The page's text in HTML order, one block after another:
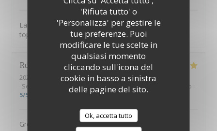
'Rifiuta tutto' o
'Personalizza' per gestire le
tue preferenze. Puoi
modificare le tue scelte in
qualsiasi momento
cliccando sull'icona del
cookie in basso a sinistra
delle pagine del sito.
Ok, accetta tutto
La tosca c’est une cuisine de qualité et une équipe au
top
Ruth
2026-08-04
- 19:00 - Ospiti 3
Servizio
Atmosfera: 5 /5 Cucina: 5/5 Qualità / Prezzo :
5/5
Great food, great service, great setting